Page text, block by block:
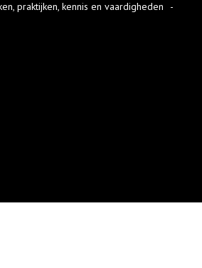
praktijken, kennis en vaardigheden
-